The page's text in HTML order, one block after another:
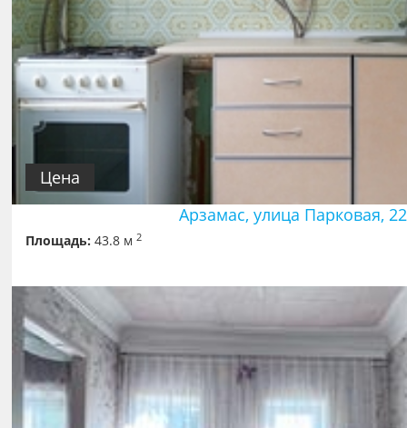
Цена
Арзамас, улица Парковая,
Площадь: 43.8 м2